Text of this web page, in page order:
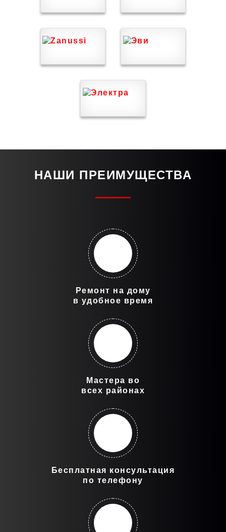
НАШИ ПРЕИМУЩЕСТВА
Ремонт на дому
в удобное время
Мастера во
всех районах
Бесплатная консультация
по телефону